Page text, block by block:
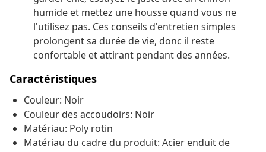
humide et mettez une housse quand vous ne
l'utilisez pas. Ces conseils d'entretien simples
prolongent sa durée de vie, donc il reste
confortable et attirant pendant des années.
Caractéristiques
Couleur: Noir
Couleur des accoudoirs: Noir
Matériau: Poly rotin
Matériau du cadre du produit: Acier enduit de